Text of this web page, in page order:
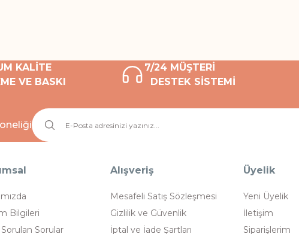
KALİTE
VE BASKI
7/24 MÜŞTERİ
DESTEK SİSTEMİ
Bilgileri
Sorulan Sorular
Alışveriş
Mesafeli Satış Sözleşmesi
Gizlilik ve Güvenlik
İptal ve İade Şartları
Üyelik
Yeni Üyelik
İletişim
Siparişlerim